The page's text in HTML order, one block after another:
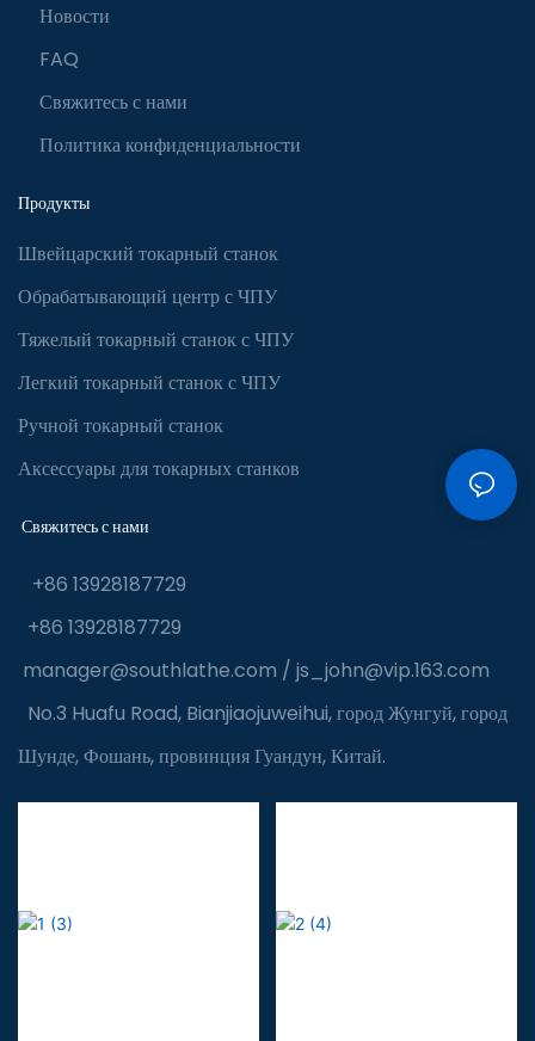
Новости
FAQ
Свяжитесь с нами
Политика конфиденциальности
Продукты
Швейцарский токарный станок
Обрабатывающий центр с ЧПУ
Тяжелый токарный станок с ЧПУ
Легкий токарный станок с ЧПУ
Ручной токарный станок
Аксессуары для токарных станков
Свяжитесь с нами
+86 13928187729
+86 13928187729
manager@southlathe.com / js_john@vip.163.com
No.3 Huafu Road, Bianjiaojuweihui, город Жунгуй, город
Шунде, Фошань, провинция Гуандун, Китай.